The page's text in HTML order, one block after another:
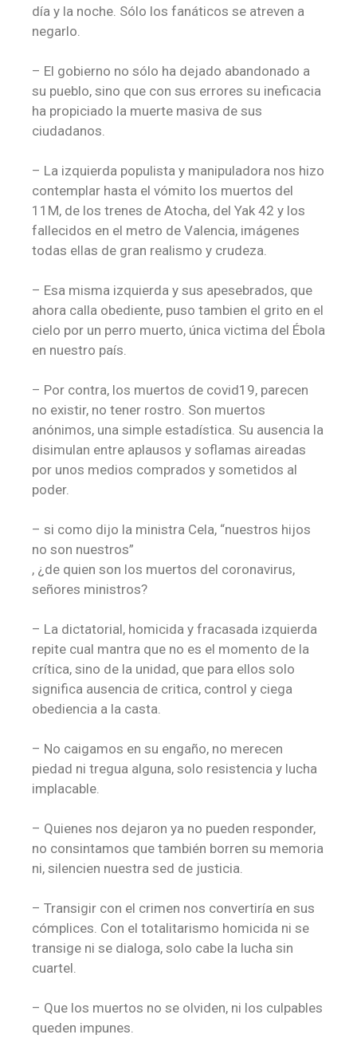
día y la noche. Sólo los fanáticos se atreven a
negarlo.
– El gobierno no sólo ha dejado abandonado a
su pueblo, sino que con sus errores su ineficacia
ha propiciado la muerte masiva de sus
ciudadanos.
– La izquierda populista y manipuladora nos hizo
contemplar hasta el vómito los muertos del
11M, de los trenes de Atocha, del Yak 42 y los
fallecidos en el metro de Valencia, imágenes
todas ellas de gran realismo y crudeza.
– Esa misma izquierda y sus apesebrados, que
ahora calla obediente, puso tambien el grito en el
cielo por un perro muerto, única victima del Ébola
en nuestro país.
– Por contra, los muertos de covid19, parecen
no existir, no tener rostro. Son muertos
anónimos, una simple estadística. Su ausencia la
disimulan entre aplausos y soflamas aireadas
por unos medios comprados y sometidos al
poder.
– si como dijo la ministra Cela, “nuestros hijos
no son nuestros”
, ¿de quien son los muertos del coronavirus,
señores ministros?
– La dictatorial, homicida y fracasada izquierda
repite cual mantra que no es el momento de la
crítica, sino de la unidad, que para ellos solo
significa ausencia de critica, control y ciega
obediencia a la casta.
– No caigamos en su engaño, no merecen
piedad ni tregua alguna, solo resistencia y lucha
implacable.
– Quienes nos dejaron ya no pueden responder,
no consintamos que también borren su memoria
ni, silencien nuestra sed de justicia.
– Transigir con el crimen nos convertiría en sus
cómplices. Con el totalitarismo homicida ni se
transige ni se dialoga, solo cabe la lucha sin
cuartel.
– Que los muertos no se olviden, ni los culpables
queden impunes.